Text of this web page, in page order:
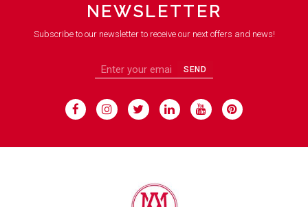
NEWSLETTER
Subscribe to our newsletter to receive our next offers and news!
SEND